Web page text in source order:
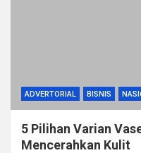
ADVERTORIAL BISNIS
5 Pilihan Varian
Mencerahkan Kulit